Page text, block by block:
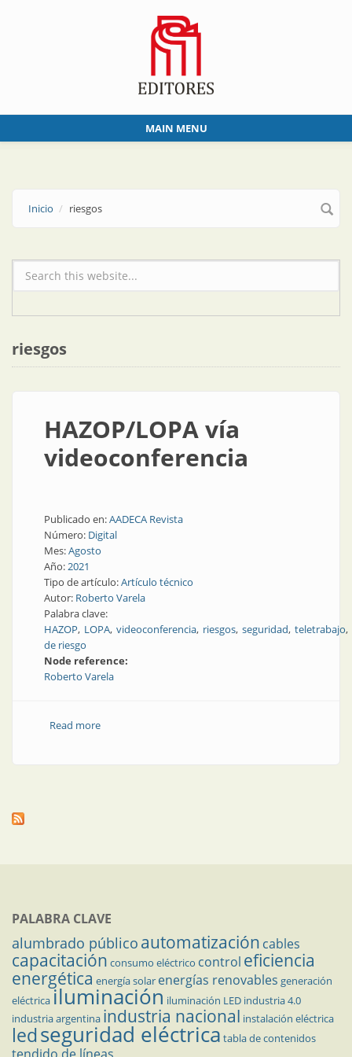
MAIN MENU
Inicio riesgos
Formulario de búsqueda
riesgos
HAZOP/LOPA vía
videoconferencia
Publicado en:AADECA Revista
Número: Digital
Mes:Agosto
Año:2021
Tipo de artículo:Artículo técnico
Autor: Roberto Varela
Palabra clave:
HAZOP LOPA videoconferencia riesgos seguridad teletrabajo
de riesgo
Node reference:
Roberto Varela
Read moreabout HAZOP/LOPA vía videoconferencia
PALABRA CLAVE
alumbrado público automatización cables
capacitación consumo eléctrico control eficiencia
energética energía solar energías renovables generación
eléctricailuminación iluminación LED industria 4.0
industria argentina industria nacional instalación eléctrica
ledseguridad eléctrica tabla de contenidos